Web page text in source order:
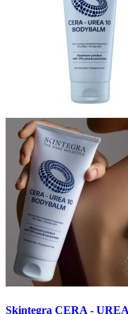
Skintegra CERA -